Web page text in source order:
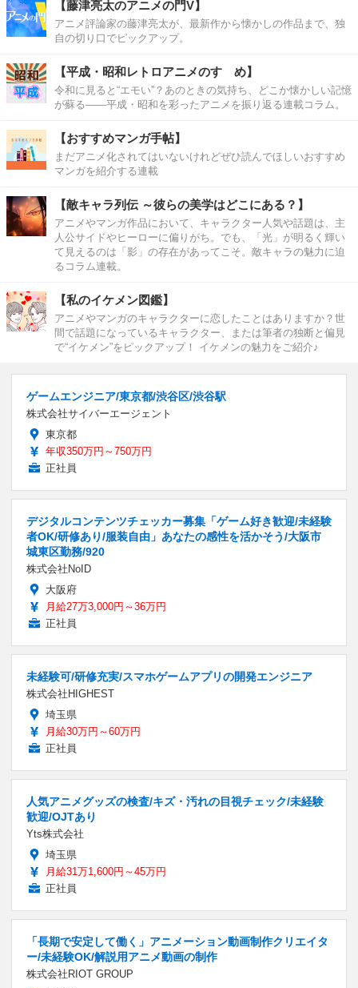
【藤津亮太のアニメの門V】
アニメ評論家の藤津亮太が、最新作から懐かしの作品まで、独
自の切り口でピックアップ。
【平成・昭和レトロアニメのすゝめ】
令和に見ると“エモい”？あのときの気持ち、どこか懐かしい記憶
が蘇る――平成・昭和を彩ったアニメを振り返る連載コラム。
【おすすめマンガ手帖】
まだアニメ化されてはいないけれどぜひ読んでほしいおすすめ
マンガを紹介する連載
【敵キャラ列伝 ～彼らの美学はどこにある？】
アニメやマンガ作品において、キャラクター人気や話題は、主
人公サイドやヒーローに偏りがち。でも、「光」が明るく輝い
て見えるのは「影」の存在があってこそ。敵キャラの魅力に迫
るコラム連載。
【私のイケメン図鑑】
アニメやマンガのキャラクターに恋したことはありますか？世
間で話題になっているキャラクター、または筆者の独断と偏見
で“イケメン”をピックアップ！ イケメンの魅力をご紹介♪
ゲームエンジニア/東京都/渋谷区/渋谷駅
株式会社サイバーエージェント
東京都
年収350万円～750万円
正社員
デジタルコンテンツチェッカー募集「ゲーム好き歓迎/未経験
者OK/研修あり/服装自由」あなたの感性を活かそう/大阪市
城東区勤務/920
株式会社NoID
大阪府
月給27万3,000円～36万円
正社員
未経験可/研修充実/スマホゲームアプリの開発エンジニア
株式会社HIGHEST
埼玉県
月給30万円～60万円
正社員
人気アニメグッズの検査/キズ・汚れの目視チェック/未経験
歓迎/OJTあり
Yts株式会社
埼玉県
月給31万1,600円～45万円
正社員
「長期で安定して働く」アニメーション動画制作クリエイタ
ー/未経験OK/解説用アニメ動画の制作
株式会社RIOT GROUP